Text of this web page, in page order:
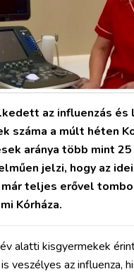
MIX
az influenzás és
száma a múlt héten
aránya több mint
jelzi, hogy az idei
már teljes erővel
Kórháza.
alatti kisgyermekek
veszélyes az influenza,